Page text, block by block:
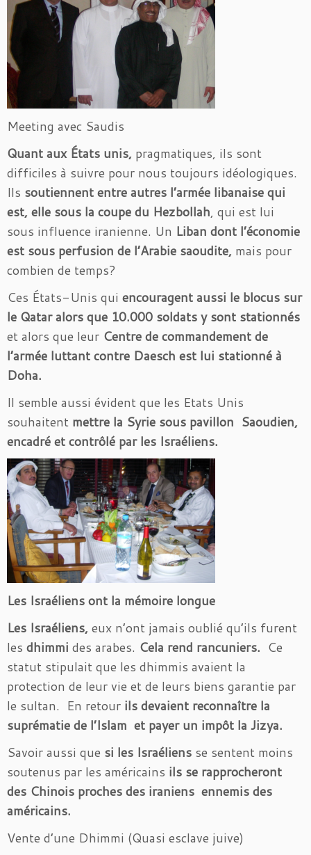
Meeting avec Saudis
Quant aux États unis, pragmatiques, ils sont
difficiles à suivre pour nous toujours idéologiques.
Ils soutiennent entre autres l’armée libanaise qui
est, elle sous la coupe du Hezbollah, qui est lui
sous influence iranienne. Un Liban dont l’économie
est sous perfusion de l’Arabie saoudite, mais pour
combien de temps?
Ces États-Unis qui encouragent aussi le blocus sur
le Qataralors que 10.000 soldats y sont stationnés
et alors que leur Centre de commandement de
l’armée luttant contre Daesch est lui stationné à
Doha.
Il semble aussi évident que les Etats Unis
souhaitent mettre la Syrie sous pavillon Saoudien,
encadré et contrôlé par les Israéliens.
Les Israéliens ont la mémoire longue
Les Israéliens, eux n’ont jamais oublié qu’ils furent
les dhimmi des arabes. Cela rend rancuniers. Ce
statut stipulait que les dhimmis avaient la
protection de leur vie et de leurs biens garantie par
le sultan. En retour ils devaient reconnaître la
suprématie de l’Islam et payer un impôt la Jizya.
Savoir aussi que si les Israéliens se sentent moins
soutenus par les américains ils se rapprocheront
des Chinois proches des iraniens ennemis des
américains.
Vente d’une Dhimmi (Quasi esclave juive)